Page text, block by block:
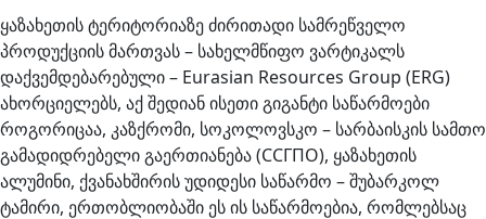
ყაზახეთის ტერიტორიაზე ძირითადი სამრეწველო
პროდუქციის მართვას – სახელმწიფო ვარტიკალს
დაქვემდებარებული – Eurasian Resources Group (ERG)
ახორციელებს, აქ შედიან ისეთი გიგანტი საწარმოები
როგორიცაა, კაზქრომი, სოკოლოვსკო – სარბაისკის სამთო
გამადიდრებელი გაერთიანება (ССГПО), ყაზახეთის
ალუმინი, ქვანახშირის უდიდესი საწარმო – შუბარკოლ
ტამირი, ერთობლიობაში ეს ის საწარმოებია, რომლებსაც